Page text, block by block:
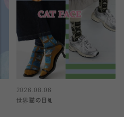
2026.08.06
世界猫の日🐈